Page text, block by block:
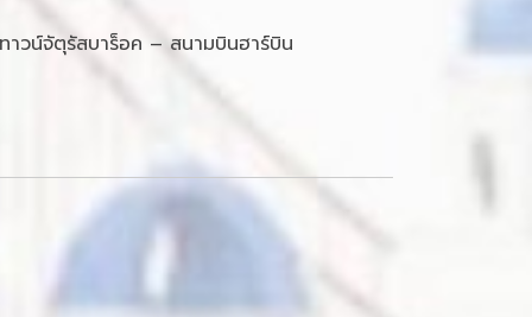
วน์จัตุรัสบาร็อค – สนามบินฮาร์บิน